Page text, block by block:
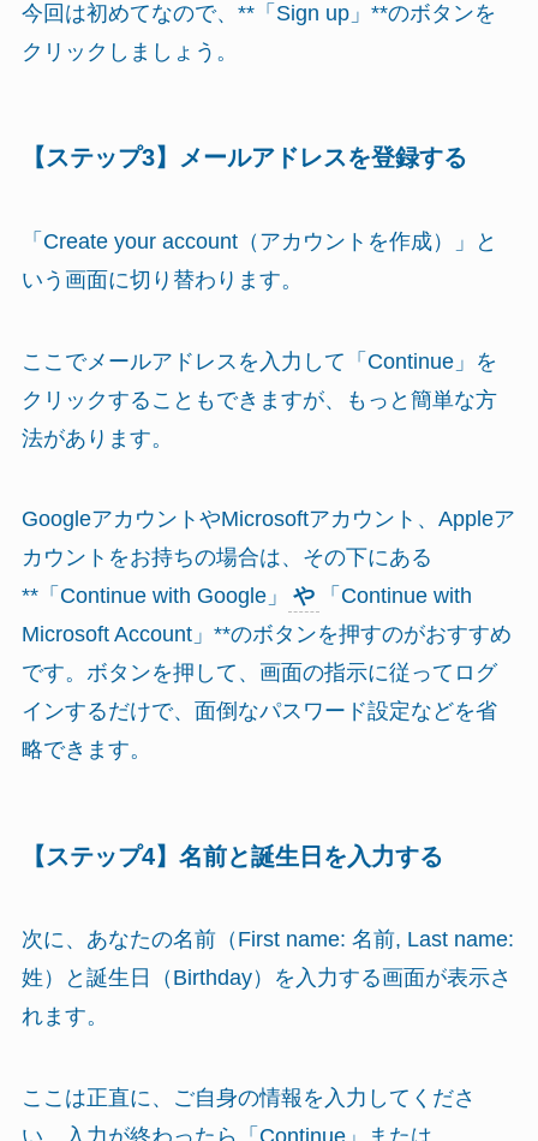
今回は初めてなので、**「Sign up」**のボタンを
クリックしましょう。
【ステップ3】メールアドレスを登録する
「Create your account（アカウントを作成）」と
いう画面に切り替わります。
ここでメールアドレスを入力して「Continue」を
クリックすることもできますが、もっと簡単な方
法があります。
GoogleアカウントやMicrosoftアカウント、Appleア
カウントをお持ちの場合は、その下にある
**「Continue with Google」
や
「Continue with
Microsoft Account」**のボタンを押すのがおすすめ
です。ボタンを押して、画面の指示に従ってログ
インするだけで、面倒なパスワード設定などを省
略できます。
【ステップ4】名前と誕生日を入力する
次に、あなたの名前（First name: 名前, Last name:
姓）と誕生日（Birthday）を入力する画面が表示さ
れます。
ここは正直に、ご自身の情報を入力してくださ
い。入力が終わったら「Continue」または